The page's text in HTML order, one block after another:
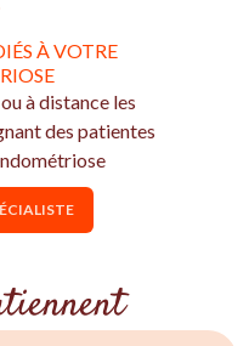
À VOTRE
à distance les
des patientes